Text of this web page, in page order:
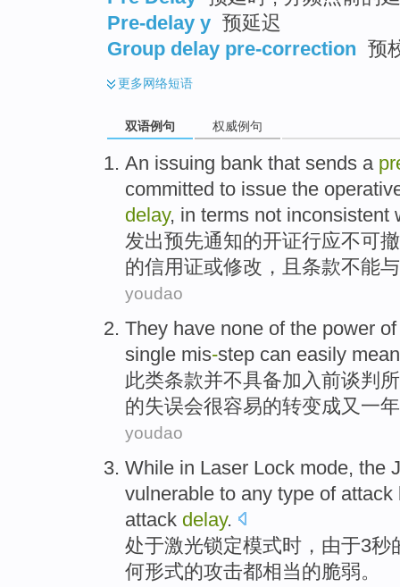
Pre-delay y 预延迟
Group delay pre-correction 预
更多网络短语
双语例句 权威例句
An issuing bank that sends a
committed to issue the
delay, in terms not inconsistent
发出预先通知的开证行应不可
的信用证或修改 ，且 条款不能与
youdao
They have none ofthe power
single mis-step can easily mean
此类条款并不具备加入前谈判
的失误会很容易的转变成又一
youdao
While in Laser Lock mode, the
vulnerable to any type of attack
attack delay.
处于激光锁定模式时 ， 由于3秒
何形式的攻击都相当的脆弱。